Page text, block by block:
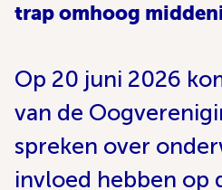
trap omhoog
Op 20 juni 2026
van de
spreken over
invloed hebben op